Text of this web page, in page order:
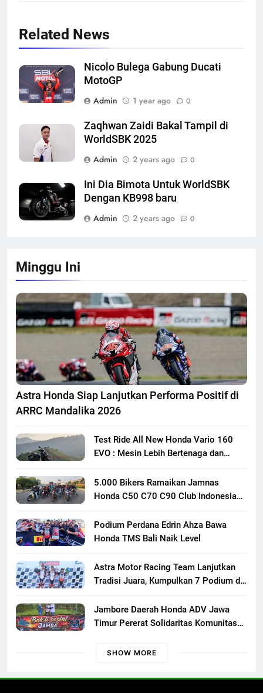
Related News
Nicolo Bulega Gabung Ducati
MotoGP
Admin
1 year ago 0
Zaqhwan Zaidi Bakal Tampil di
WorldSBK 2025
Admin
2 years ago 0
Ini Dia Bimota Untuk WorldSBK
Dengan KB998 baru
Admin
2 years ago 0
Minggu Ini
Astra Honda Siap Lanjutkan Performa Positif di
ARRC Mandalika 2026
Test Ride All New Honda Vario 160
EVO : Mesin Lebih Bertenaga dan
5.000 Bikers Ramaikan Jamnas
Honda C50 C70 C90 Club Indonesia
Persaudaraan Pecinta Motor Klasik
Honda
Podium Perdana Edrin Ahza Bawa
Honda TMS Bali Naik Level
Astra Motor Racing Team Lanjutkan
Tradisi Juara, Kumpulkan 7 Podium di
Jambore Daerah Honda ADV Jawa
Timur Pererat Solidaritas Komunitas
di Banyuwangi
SHOW MORE